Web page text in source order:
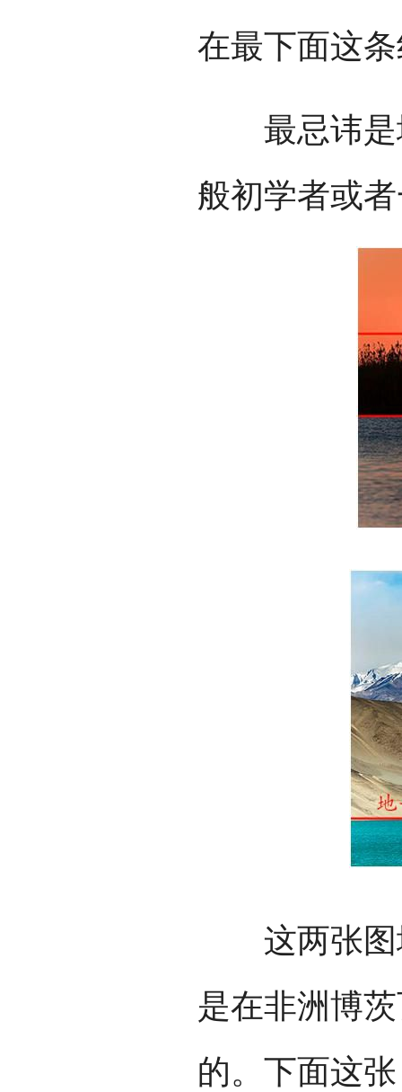
在最下面这
最忌讳是
般初学者或
这两张图
是在非洲博
的。下面这